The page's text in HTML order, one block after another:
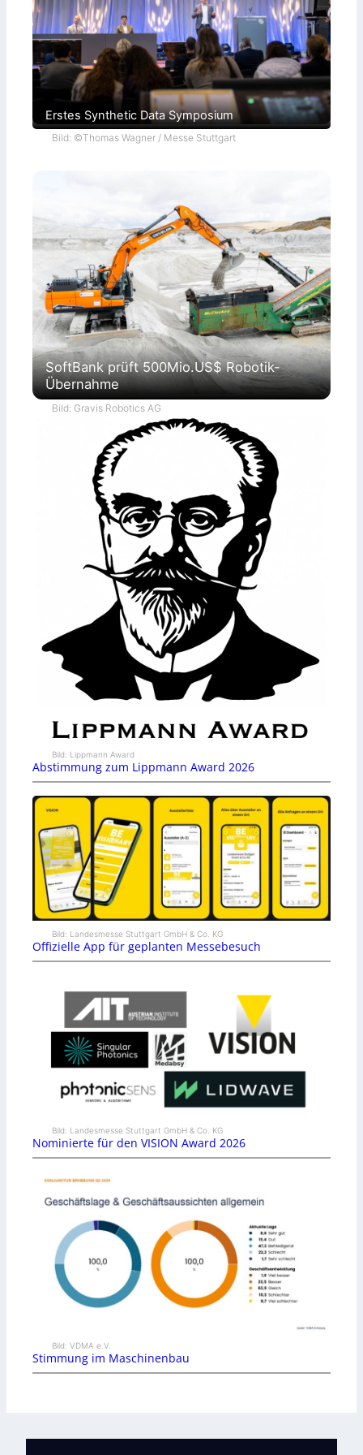
Erstes Synthetic Data Symposium
Bild: ©Thomas Wagner / Messe Stuttgart
SoftBank prüft 500Mio.US$ Robotik-
Übernahme
Bild: Gravis Robotics AG
Bild: Lippmann Award
Abstimmung zum Lippmann Award 2026
Bild: Landesmesse Stuttgart GmbH & Co. KG
Offizielle App für geplanten Messebesuch
Bild: Landesmesse Stuttgart GmbH & Co. KG
Nominierte für den VISION Award 2026
Bild: VDMA e.V.
Stimmung im Maschinenbau